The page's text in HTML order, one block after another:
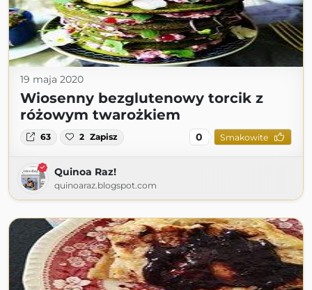
19 maja 2020
Wiosenny bezglutenowy torcik z
różowym twarożkiem
63 2 Zapisz 0 Smakowite
Quinoa Raz!
quinoaraz.blogspot.com